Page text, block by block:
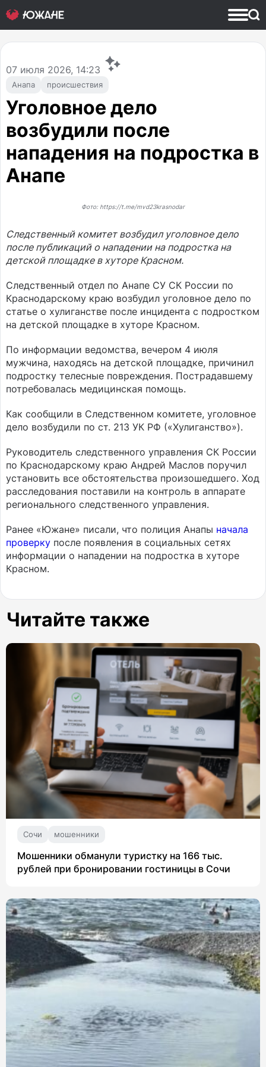
Анапа происшествия
07 июля 2026, 14:23
Уголовное дело
возбудили после
нападения на подростка в
Анапе
Фото: https://t.me/mvd23krasnodar
Следственный комитет возбудил уголовное дело
после публикаций о нападении на подростка на
детской площадке в хуторе Красном.
Следственный отдел по Анапе СУ СК России по
Краснодарскому краю возбудил уголовное дело по
статье о хулиганстве после инцидента с подростком
на детской площадке в хуторе Красном.
По информации ведомства, вечером 4 июля
мужчина, находясь на детской площадке, причинил
подростку телесные повреждения. Пострадавшему
потребовалась медицинская помощь.
Как сообщили в Следственном комитете, уголовное
дело возбудили по ст. 213 УК РФ («Хулиганство»).
Руководитель следственного управления СК России
по Краснодарскому краю Андрей Маслов поручил
установить все обстоятельства произошедшего. Ход
расследования поставили на контроль в аппарате
регионального следственного управления.
Ранее «Южане» писали, что полиция Анапы начала
проверку после появления в социальных сетях
информации о нападении на подростка в хуторе
Красном.
Читайте также
Сочи мошенники
Мошенники обманули туристку на 166 тыс.
рублей при бронировании гостиницы в Сочи